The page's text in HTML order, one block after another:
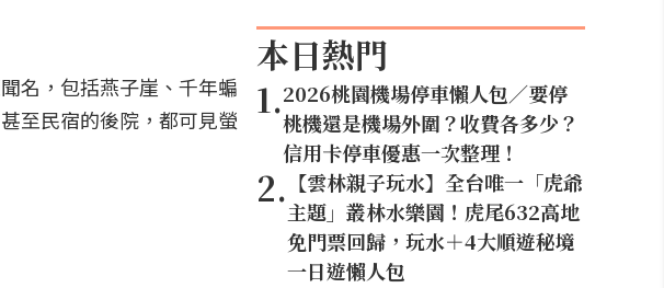
名，包括燕子崖、千年蝙
至民宿的後院，都可見螢
本日熱門
1.2026桃園機場停車懶人包／要停
桃機還是機場外圍？收費各多少？
信用卡停車優惠一次整理！
2. 【雲林親子玩水】全台唯一「虎爺
主題」叢林水樂園！虎尾632高地
免門票回歸，玩水＋4大順遊秘境
一日遊懶人包